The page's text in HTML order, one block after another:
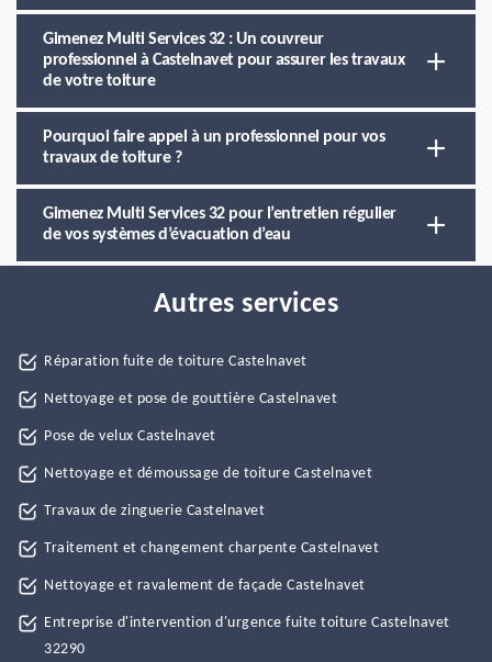
Gimenez Multi Services 32 : Un couvreur
professionnel à Castelnavet pour assurer les travaux
de votre toiture
Pourquoi faire appel à un professionnel pour vos
travaux de toiture ?
Gimenez Multi Services 32 pour l’entretien régulier
de vos systèmes d’évacuation d’eau
Autres services
Réparation fuite de toiture Castelnavet
Nettoyage et pose de gouttière Castelnavet
Pose de velux Castelnavet
Nettoyage et démoussage de toiture Castelnavet
Travaux de zinguerie Castelnavet
Traitement et changement charpente Castelnavet
Nettoyage et ravalement de façade Castelnavet
Entreprise d'intervention d'urgence fuite toiture Castelnavet
32290